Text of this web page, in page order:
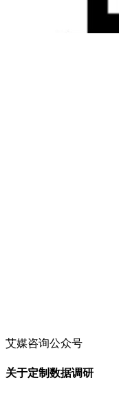
艾媒咨询公众号
关于定制数据调研